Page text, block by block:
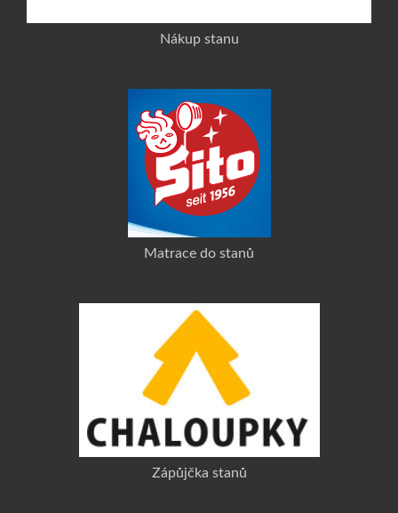
Nákup stanu
Matrace do stanů
Zápůjčka stanů